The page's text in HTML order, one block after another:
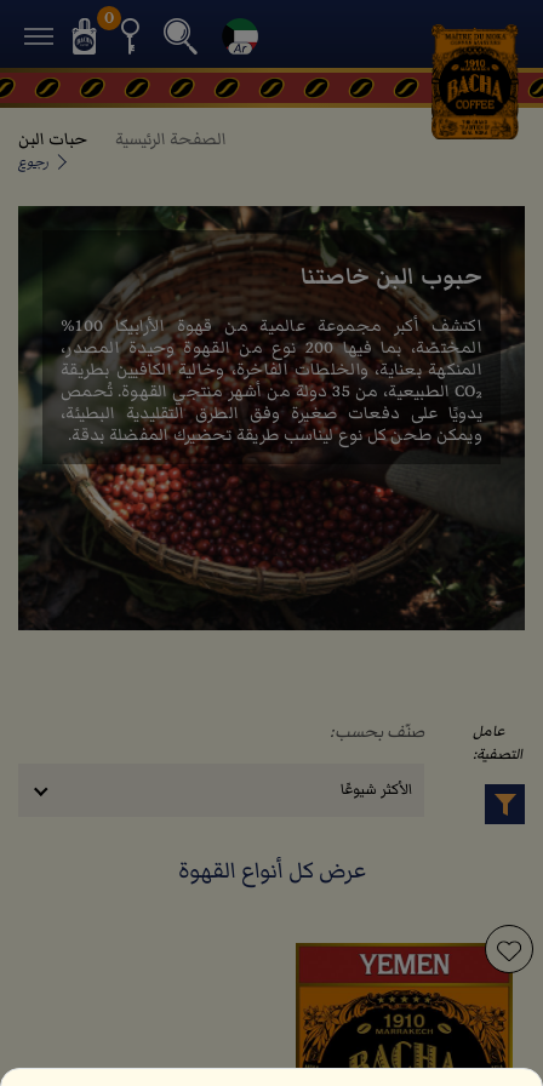
0
الصفحة الرئيسية حبات البن
رجوع
حبوب البن خاصتنا
اكتشف أكبر مجموعة عالمية من قهوة الأرابيكا 100%
المختصّة، بما فيها 200 نوع من القهوة وحيدة المصدر،
المنكهة بعناية، والخلطات الفاخرة، وخالية الكافيين بطريقة
CO₂ الطبيعية، من 35 دولة من أشهر منتجي القهوة. تُحمص
يدويًا على دفعات صغيرة وفق الطرق التقليدية البطيئة،
ويمكن طحن كل نوع ليناسب طريقة تحضيرك المفضلة بدقة.
عرض كل أنواع القهوة
عامل
التصفية:
صنّف بحسب:
الأكثر شيوعًا